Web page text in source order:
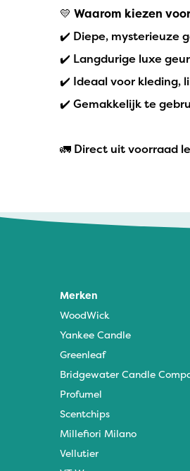
💛 Waarom kiezen
✔️ Diepe, mysterieuze
✔️ Langdurige luxe
✔️ Ideaal voor kleding,
✔️ Gemakkelijk te
🚛 Direct uit voorraad
Merken
WoodWick
Yankee Candle
Greenleaf
Bridgewater Candle
Profumel
Scentchips
Millefiori Milano
Vellutier